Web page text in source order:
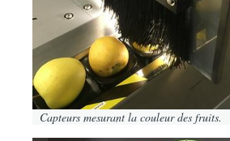
Capteurs mesurant la couleur des fruits.